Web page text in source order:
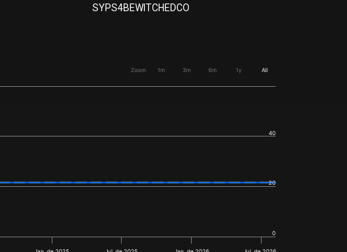
SYPS4BEWITCHEDCO
Zoom 1m 3m 6m 1y All
0
20
40